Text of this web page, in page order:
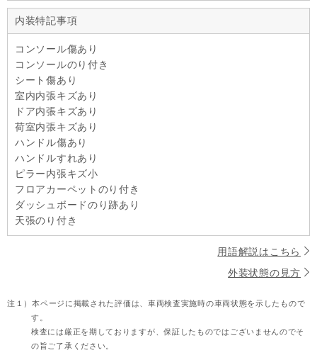
内装特記事項
コンソール傷あり
コンソールのり付き
シート傷あり
室内内張キズあり
ドア内張キズあり
荷室内張キズあり
ハンドル傷あり
ハンドルすれあり
ピラー内張キズ小
フロアカーペットのり付き
ダッシュボードのり跡あり
天張のり付き
用語解説はこちら
外装状態の見方
注１）本ページに掲載された評価は、車両検査実施時の車両状態を示したもので
す。
検査には厳正を期しておりますが、保証したものではございませんのでそ
の旨ご了承ください。